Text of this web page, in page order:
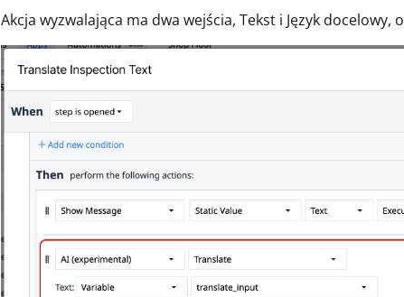
Akcja wyzwalająca ma dwa wejścia, Tekst i Język